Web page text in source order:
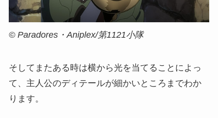
© Paradores・Aniplex/第1121小隊
そしてまたある時は横から光を当てることによっ
て、主人公のディテールが細かいところまでわか
ります。